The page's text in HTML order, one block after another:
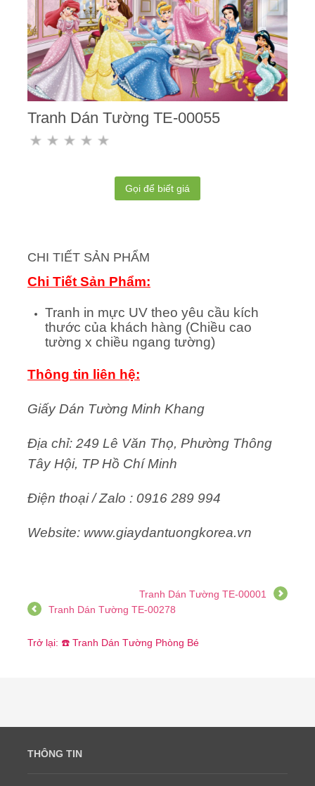
Tranh Dán Tường TE-00055
Gọi để biết giá
CHI TIẾT SẢN PHẨM
Chi Tiết Sản Phẩm:
Tranh in mực UV theo yêu cầu kích
thước của khách hàng (Chiều cao
tường x chiều ngang tường)
Thông tin liên hệ:
Giấy Dán Tường Minh Khang
Địa chỉ: 249 Lê Văn Thọ, Phường Thông
Tây Hội, TP Hồ Chí Minh
Điện thoại / Zalo : 0916 289 994
Website: www.giaydantuongkorea.vn
Tranh Dán Tường TE-00001
Tranh Dán Tường TE-00278
Trở lại: ☎️ Tranh Dán Tường Phòng Bé
THÔNG TIN